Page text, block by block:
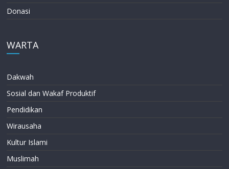
Donasi
WARTA
Dakwah
Sosial dan Wakaf Produktif
Pendidikan
Wirausaha
Kultur Islami
Muslimah